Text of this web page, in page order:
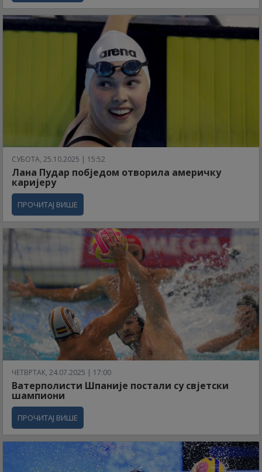
СУБОТА, 25.10.2025 | 15:52
Лана Пудар побједом отворила америчку
каријеру
ПРОЧИТАЈ ВИШЕ
ЧЕТВРТАК, 24.07.2025 | 17:00
Ватерполисти Шпаније постали су свјетски
шампиони
ПРОЧИТАЈ ВИШЕ